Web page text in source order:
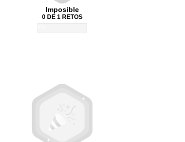
Imposible
0 DE 1 RETOS